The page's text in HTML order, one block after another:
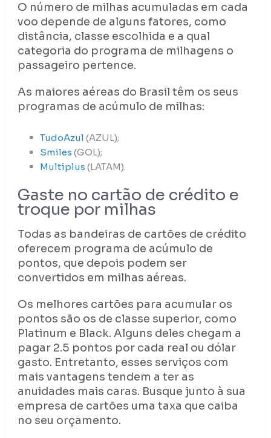
O número de milhas acumuladas em cada
voo depende de alguns fatores, como
distância, classe escolhida e a qual
categoria do programa de milhagens o
passageiro pertence.
As maiores aéreas do Brasil têm os seus
programas de acúmulo de milhas:
TudoAzul (AZUL);
Smiles (GOL);
Multiplus (LATAM).
Gaste no cartão de crédito e
troque por milhas
Todas as bandeiras de cartões de crédito
oferecem programa de acúmulo de
pontos, que depois podem ser
convertidos em milhas aéreas.
Os melhores cartões para acumular os
pontos são os de classe superior, como
Platinum e Black. Alguns deles chegam a
pagar 2.5 pontos por cada real ou dólar
gasto. Entretanto, esses serviços com
mais vantagens tendem a ter as
anuidades mais caras. Busque junto à sua
empresa de cartões uma taxa que caiba
no seu orçamento.